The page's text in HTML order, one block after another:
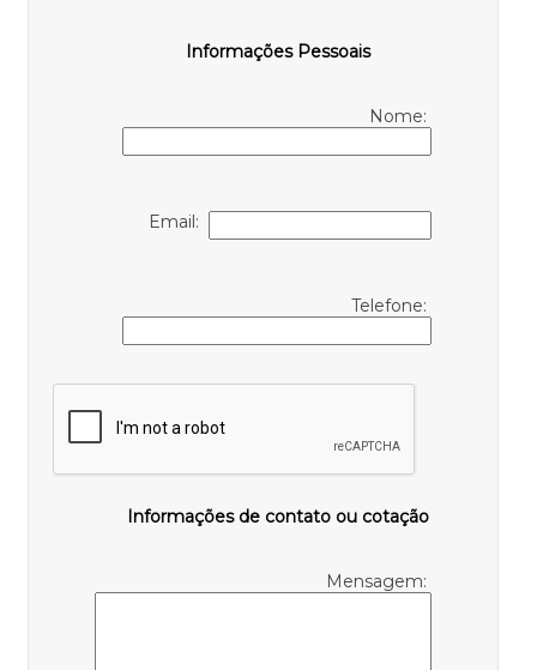
Informações Pessoais
Nome:
Email:
Telefone:
Informações de contato ou cotação
Mensagem: